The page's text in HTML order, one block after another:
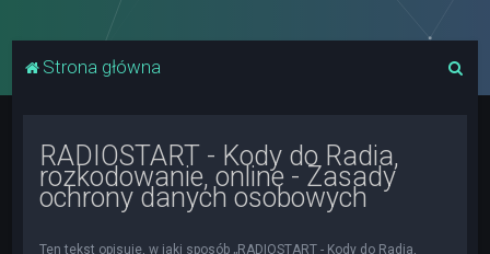
Strona główna
RADIOSTART - Kody do Radia,
rozkodowanie, online - Zasady
ochrony danych osobowych
Ten tekst opisuje, w jaki sposób „RADIOSTART - Kody do Radia,